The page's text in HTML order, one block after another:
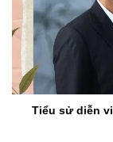
Tiểu sử diễn